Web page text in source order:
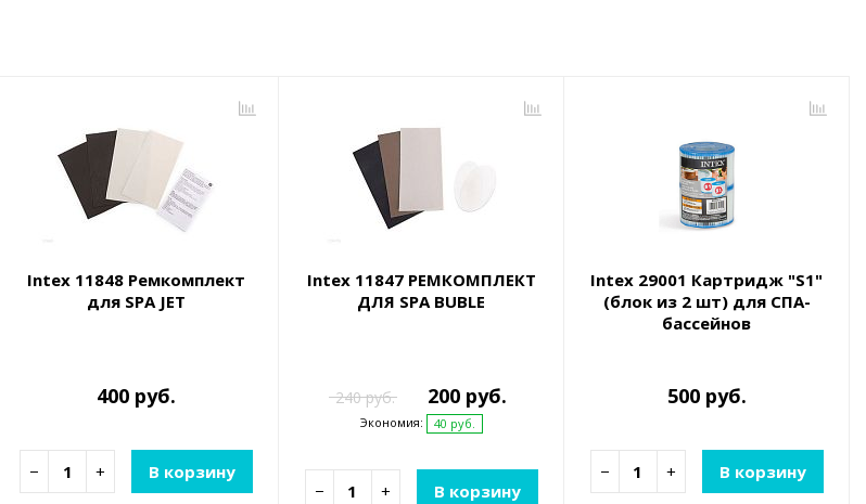
Intex 11848 Ремкомплект
для SPA JET
400 руб.
− + В корзину
Intex 11847 РЕМКОМПЛЕКТ
ДЛЯ SPA BUBLE
240 руб. 200 руб.
Экономия: 40 руб.
− + В корзину
Intex 29001 Картридж "S1"
(блок из 2 шт) для СПА-
бассейнов
500 руб.
− + В корзину